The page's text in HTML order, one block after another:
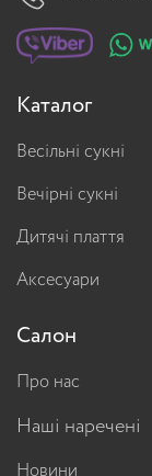
Каталог
Весільні сукні
Вечірні сукні
Дитячі плаття
Аксесуари
Салон
Про нас
Наші наречені
Новини